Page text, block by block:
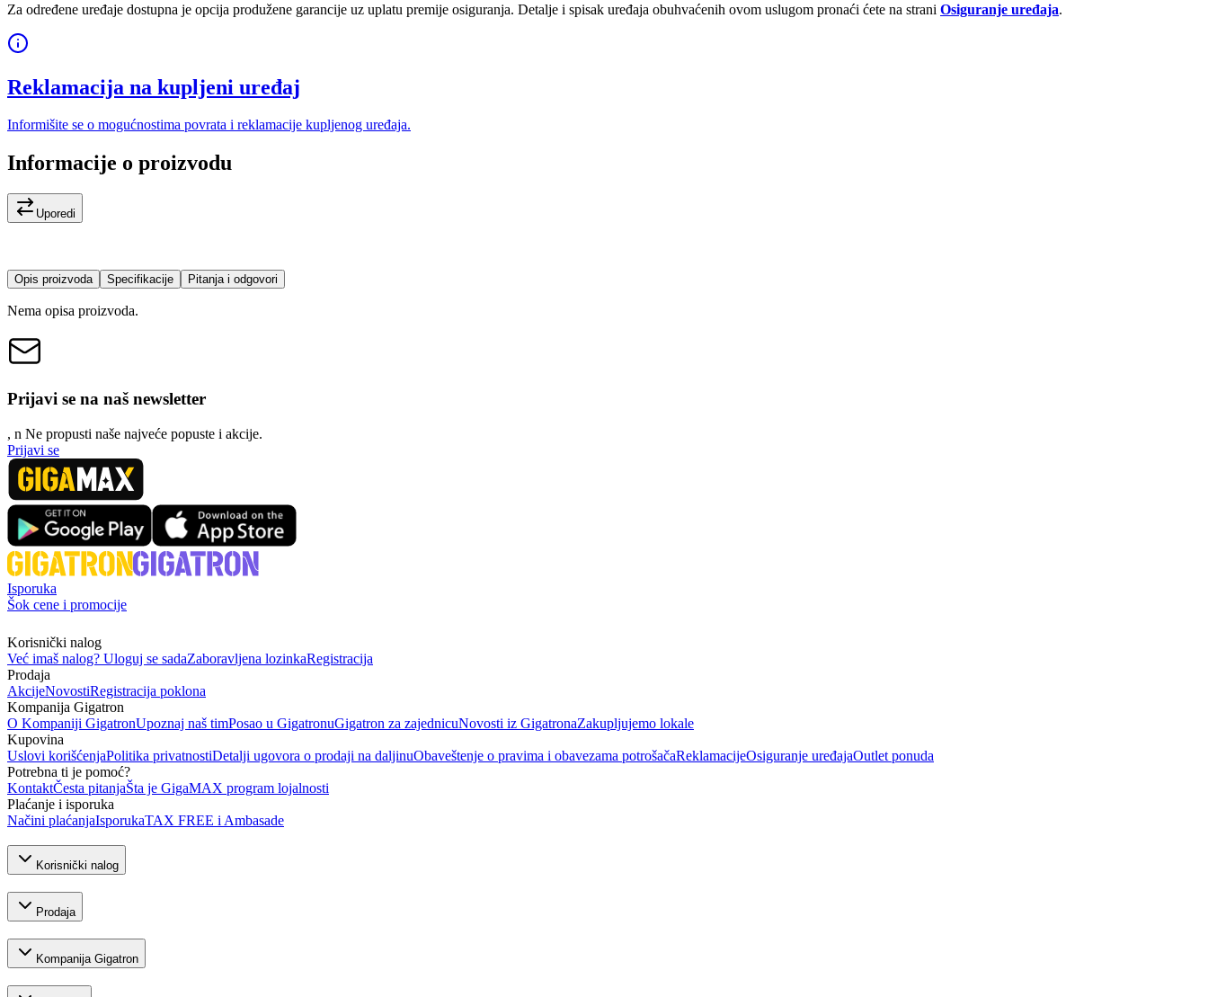
Za određene uređaje dostupna je opcija produžene garancije uz uplatu premije osiguranja. Detalje i spisak uređaja obuhvaćenih ovom uslugom pronaći ćete na strani Osiguranje uređaja.
Reklamacija na kupljeni uređaj
Informišite se o mogućnostima povrata i reklamacije kupljenog uređaja.
Informacije o proizvodu
Uporedi
Opis proizvoda Specifikacije Pitanja i odgovori
Nema opisa proizvoda.
Prijavi se na naš newsletter
, n Ne propusti naše najveće popuste i akcije.
Prijavi se
Isporuka
Šok cene i promocije
Korisnički nalog
Već imaš nalog? Uloguj se sadaZaboravljena lozinkaRegistracija
Prodaja
AkcijeNovostiRegistracija poklona
Kompanija Gigatron
O Kompaniji GigatronUpoznaj naš timPosao u GigatronuGigatron za zajednicuNovosti iz GigatronaZakupljujemo lokale
Kupovina
Uslovi korišćenjaPolitika privatnostiDetalji ugovora o prodaji na daljinuObaveštenje o pravima i obavezama potrošačaReklamacijeOsiguranje uređajaOutlet ponuda
Potrebna ti je pomoć?
KontaktČesta pitanjaŠta je GigaMAX program lojalnosti
Plaćanje i isporuka
Načini plaćanjaIsporukaTAX FREE i Ambasade
Korisnički nalog
Prodaja
Kompanija Gigatron